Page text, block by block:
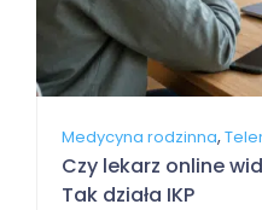
Medycyna rodzinna,
Czy lekarz online
Tak działa IKP